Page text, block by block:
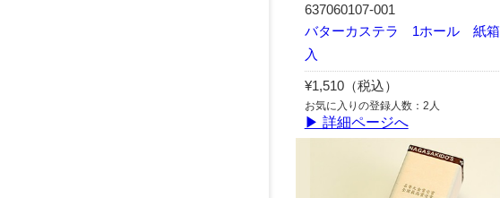
637060107-001
バターカステラ 1ホール 紙箱
入
¥1,510（税込）
お気に入りの登録人数：2人
▶ 詳細ページへ